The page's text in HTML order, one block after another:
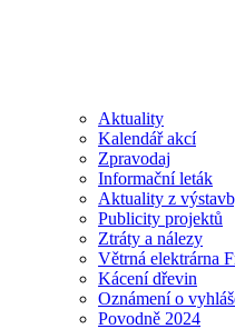
Aktuality
Kalendář akcí
Zpravodaj
Informační leták
Aktuality z
Publicity projektů
Ztráty a nálezy
Větrná elektrárna
Kácení dřevin
Oznámení o
Povodně 2024